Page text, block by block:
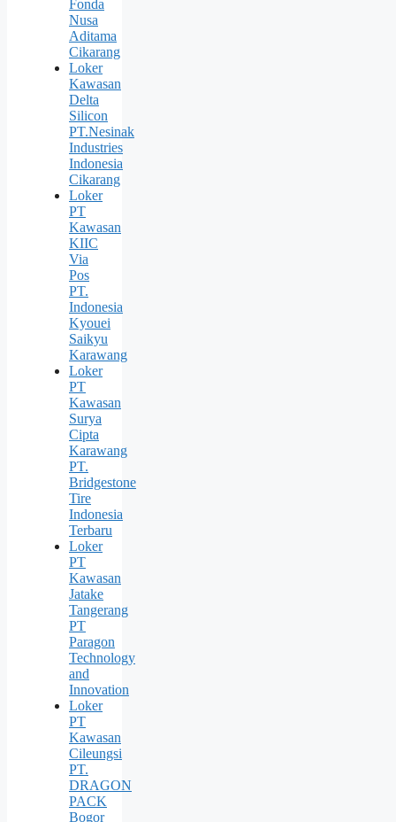
Fonda
Nusa
Aditama
Cikarang
Loker
Kawasan
Delta
Silicon
PT.Nesinak
Industries
Indonesia
Cikarang
Loker
PT
Kawasan
KIIC
Via
Pos
PT.
Indonesia
Kyouei
Saikyu
Karawang
Loker
PT
Kawasan
Surya
Cipta
Karawang
PT.
Bridgestone
Tire
Indonesia
Terbaru
Loker
PT
Kawasan
Jatake
Tangerang
PT
Paragon
Technology
and
Innovation
Loker
PT
Kawasan
Cileungsi
PT.
DRAGON
PACK
Bogor